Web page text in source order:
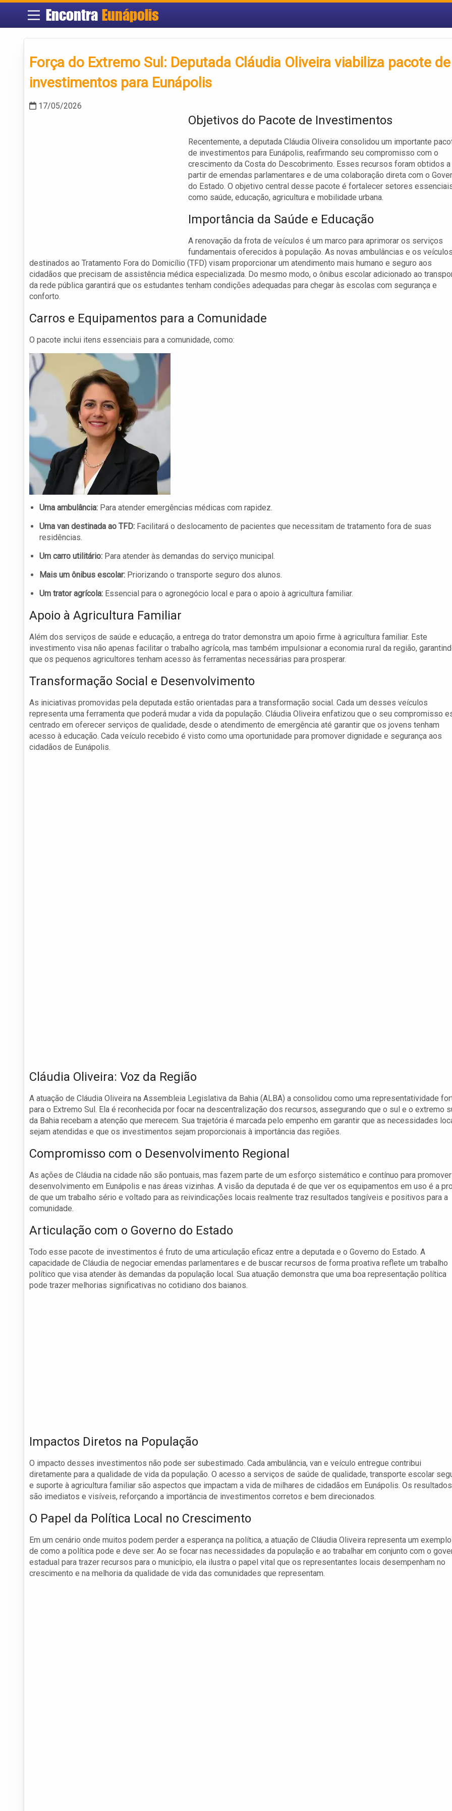
Encontra Eunápolis
Força do Extremo Sul: Deputada Cláudia Oliveira viabiliza pacote de
investimentos para Eunápolis
17/05/2026
Objetivos do Pacote de Investimentos
Recentemente, a deputada Cláudia Oliveira consolidou um importante
de investimentos para Eunápolis, reafirmando seu compromisso com o
crescimento da Costa do Descobrimento. Esses recursos foram obtidos a
partir de emendas parlamentares e de uma colaboração direta com o
do Estado. O objetivo central desse pacote é fortalecer setores
como saúde, educação, agricultura e mobilidade urbana.
Importância da Saúde e Educação
A renovação da frota de veículos é um marco para aprimorar os serviços
fundamentais oferecidos à população. As novas ambulâncias e os
destinados ao Tratamento Fora do Domicílio (TFD) visam proporcionar um atendimento mais humano e seguro aos
cidadãos que precisam de assistência médica especializada. Do mesmo modo, o ônibus escolar adicionado ao
da rede pública garantirá que os estudantes tenham condições adequadas para chegar às escolas com segurança e
conforto.
Carros e Equipamentos para a Comunidade
O pacote inclui itens essenciais para a comunidade, como:
Uma ambulância: Para atender emergências médicas com rapidez.
Uma van destinada ao TFD: Facilitará o deslocamento de pacientes que necessitam de tratamento fora de suas
residências.
Um carro utilitário: Para atender às demandas do serviço municipal.
Mais um ônibus escolar: Priorizando o transporte seguro dos alunos.
Um trator agrícola: Essencial para o agronegócio local e para o apoio à agricultura familiar.
Apoio à Agricultura Familiar
Além dos serviços de saúde e educação, a entrega do trator demonstra um apoio firme à agricultura familiar. Este
investimento visa não apenas facilitar o trabalho agrícola, mas também impulsionar a economia rural da região,
que os pequenos agricultores tenham acesso às ferramentas necessárias para prosperar.
Transformação Social e Desenvolvimento
As iniciativas promovidas pela deputada estão orientadas para a transformação social. Cada um desses veículos
representa uma ferramenta que poderá mudar a vida da população. Cláudia Oliveira enfatizou que o seu compromisso
centrado em oferecer serviços de qualidade, desde o atendimento de emergência até garantir que os jovens tenham
acesso à educação. Cada veículo recebido é visto como uma oportunidade para promover dignidade e segurança aos
cidadãos de Eunápolis.
Cláudia Oliveira: Voz da Região
A atuação de Cláudia Oliveira na Assembleia Legislativa da Bahia (ALBA) a consolidou como uma representatividade
para o Extremo Sul. Ela é reconhecida por focar na descentralização dos recursos, assegurando que o sul e o extremo
da Bahia recebam a atenção que merecem. Sua trajetória é marcada pelo empenho em garantir que as necessidades
sejam atendidas e que os investimentos sejam proporcionais à importância das regiões.
Compromisso com o Desenvolvimento Regional
As ações de Cláudia na cidade não são pontuais, mas fazem parte de um esforço sistemático e contínuo para
desenvolvimento em Eunápolis e nas áreas vizinhas. A visão da deputada é de que ver os equipamentos em uso é a
de que um trabalho sério e voltado para as reivindicações locais realmente traz resultados tangíveis e positivos para a
comunidade.
Articulação com o Governo do Estado
Todo esse pacote de investimentos é fruto de uma articulação eficaz entre a deputada e o Governo do Estado. A
capacidade de Cláudia de negociar emendas parlamentares e de buscar recursos de forma proativa reflete um trabalho
político que visa atender às demandas da população local. Sua atuação demonstra que uma boa representação política
pode trazer melhorias significativas no cotidiano dos baianos.
Impactos Diretos na População
O impacto desses investimentos não pode ser subestimado. Cada ambulância, van e veículo entregue contribui
diretamente para a qualidade de vida da população. O acesso a serviços de saúde de qualidade, transporte escolar
e suporte à agricultura familiar são aspectos que impactam a vida de milhares de cidadãos em Eunápolis. Os resultados
são imediatos e visíveis, reforçando a importância de investimentos corretos e bem direcionados.
O Papel da Política Local no Crescimento
Em um cenário onde muitos podem perder a esperança na política, a atuação de Cláudia Oliveira representa um exemplo
de como a política pode e deve ser. Ao se focar nas necessidades da população e ao trabalhar em conjunto com o
estadual para trazer recursos para o município, ela ilustra o papel vital que os representantes locais desempenham no
crescimento e na melhoria da qualidade de vida das comunidades que representam.